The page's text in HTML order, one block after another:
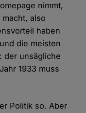
nimmt,
also
haben
die meisten
der unsägliche
1933 muss
Politik so. Aber